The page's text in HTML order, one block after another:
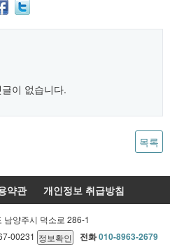
이 없습니다.
목록
약관 개인정보 취급방침
남양주시 덕소로 286-1
00231 전화010-8963-2679